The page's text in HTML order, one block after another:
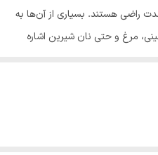
راضی هستند. بسیاری از آن‌ها به
مرغ و حتی نان شیرین اشاره